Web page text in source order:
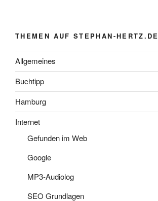
THEMEN AUF STEPHAN-HERTZ.DE
Allgemeines
Buchtipp
Hamburg
Internet
Gefunden im Web
Google
MP3-Audiolog
SEO Grundlagen